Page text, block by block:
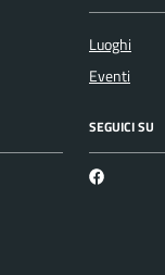
Luoghi
Eventi
SEGUICI SU
Facebook